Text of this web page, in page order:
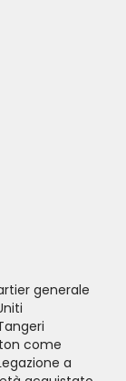
generale
come
a